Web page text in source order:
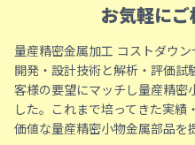
お気軽に
量産精密金属加工 コストダウン
開発・設計技術と解析・評価試
客様の要望にマッチし量産精密
した。これまで培ってきた実績
価値な量産精密小物金属部品を